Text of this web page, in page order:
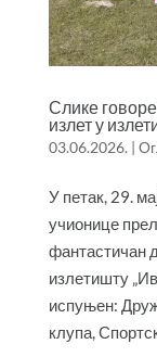
Слике
излет у
03.06.2026. |
У петак, 29.
учионице
фантастичан
излетишту
испуњен:
клупа,